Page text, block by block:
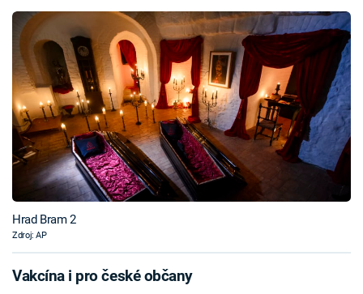
Hrad Bram 2
Zdroj: AP
Vakcína i pro české občany